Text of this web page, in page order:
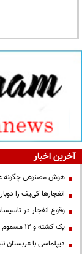
آخرین اخبار
هوش مصنوعی چگونه
انفجارها کی‌یف را
وقوع انفجار در
یک کشته و ۱۲ مسموم به دنبال مصرف مشروبات الکلی در نیشابور
دیپلماسی با